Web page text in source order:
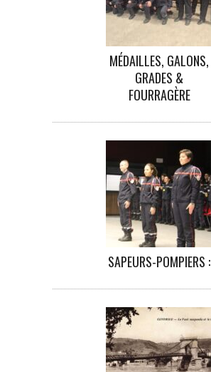
MÉDAILLES, GALONS,
GRADES &
FOURRAGÈRE
SAPEURS-POMPIERS :